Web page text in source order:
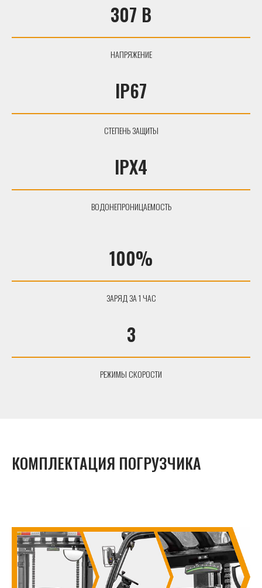
307 В
НАПРЯЖЕНИЕ
IP67
СТЕПЕНЬ ЗАЩИТЫ
IPX4
ВОДОНЕПРОНИЦАЕМОСТЬ
100%
ЗАРЯД ЗА 1 ЧАС
3
РЕЖИМЫ СКОРОСТИ
КОМПЛЕКТАЦИЯ ПОГРУЗЧИКА